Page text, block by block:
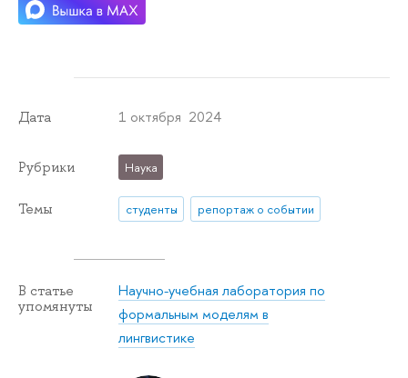
Дата 1 октября 2024
Рубрики Наука
Темы студенты репортаж о событии
В статье
упомянуты
Научно-учебная лаборатория по
формальным моделям в
лингвистике